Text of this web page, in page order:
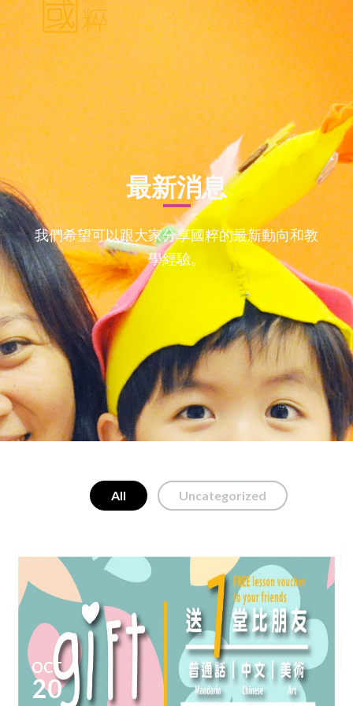
最新消息
我們希望可以跟大家分享國粹的最新動向和教
學經驗。
All Uncategorized
OCT
20